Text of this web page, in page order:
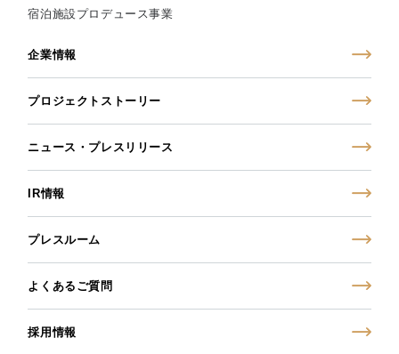
宿泊施設プロデュース事業
企業情報
プロジェクトストーリー
ニュース・プレスリリース
IR情報
プレスルーム
よくあるご質問
採用情報